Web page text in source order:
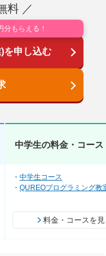
料 ／
もらえる！
を申し込む
中学生の料金・コース
中学生コース
QUREOプログラミング教
料金・コースを